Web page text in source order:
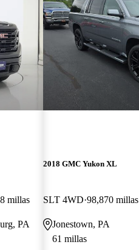
millas
PA
2018 GMC Yukon XL
SLT 4WD 98,870 millas
Jonestown, PA
61 millas